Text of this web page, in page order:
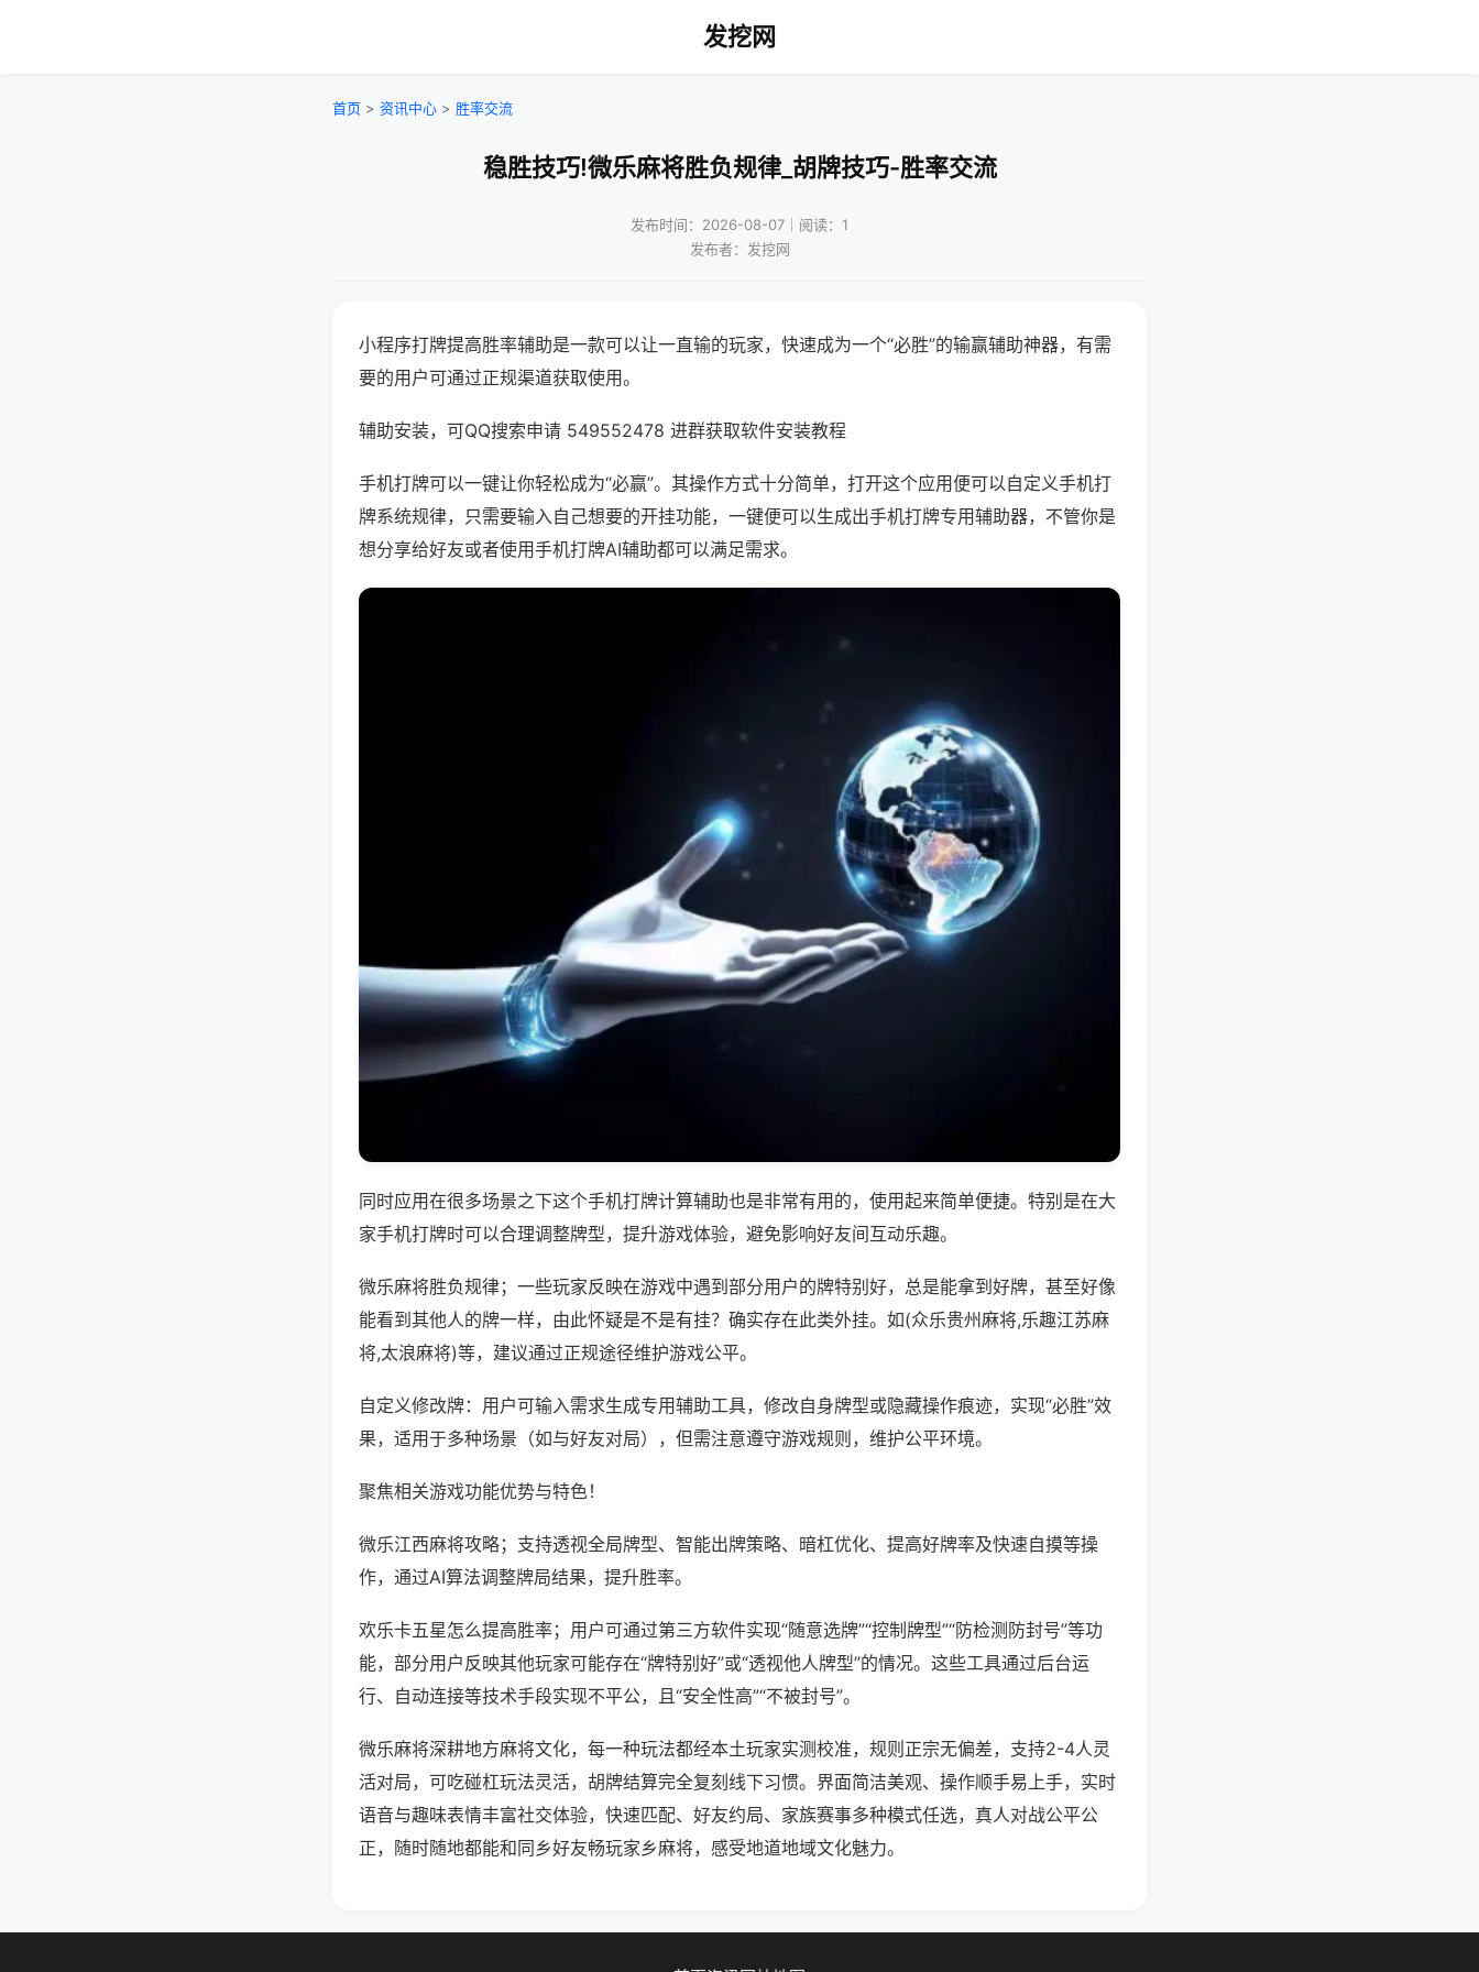
发挖网
首页 > 资讯中心 > 胜率交流
稳胜技巧!微乐麻将胜负规律_胡牌技巧-胜率交流
发布时间：2026-08-07｜阅读：1
发布者：发挖网
小程序打牌提高胜率辅助是一款可以让一直输的玩家，快速成为一个“必胜”的输赢辅助神器，有需
要的用户可通过正规渠道获取使用。
辅助安装，可QQ搜索申请 549552478 进群获取软件安装教程
手机打牌可以一键让你轻松成为“必赢”。其操作方式十分简单，打开这个应用便可以自定义手机打
牌系统规律，只需要输入自己想要的开挂功能，一键便可以生成出手机打牌专用辅助器，不管你是
想分享给好友或者使用手机打牌AI辅助都可以满足需求。
同时应用在很多场景之下这个手机打牌计算辅助也是非常有用的，使用起来简单便捷。特别是在大
家手机打牌时可以合理调整牌型，提升游戏体验，避免影响好友间互动乐趣。
微乐麻将胜负规律；一些玩家反映在游戏中遇到部分用户的牌特别好，总是能拿到好牌，甚至好像
能看到其他人的牌一样，由此怀疑是不是有挂？确实存在此类外挂。如(众乐贵州麻将,乐趣江苏麻
将,太浪麻将)等，建议通过正规途径维护游戏公平。
自定义修改牌：用户可输入需求生成专用辅助工具，修改自身牌型或隐藏操作痕迹，实现“必胜”效
果，适用于多种场景（如与好友对局），但需注意遵守游戏规则，维护公平环境。
聚焦相关游戏功能优势与特色！
微乐江西麻将攻略；支持透视全局牌型、智能出牌策略、暗杠优化、提高好牌率及快速自摸等操
作，通过AI算法调整牌局结果，提升胜率。
欢乐卡五星怎么提高胜率；用户可通过第三方软件实现“随意选牌”“控制牌型”“防检测防封号”等功
能，部分用户反映其他玩家可能存在“牌特别好”或“透视他人牌型”的情况。这些工具通过后台运
行、自动连接等技术手段实现不平公，且“安全性高”“不被封号”。
微乐麻将深耕地方麻将文化，每一种玩法都经本土玩家实测校准，规则正宗无偏差，支持2-4人灵
活对局，可吃碰杠玩法灵活，胡牌结算完全复刻线下习惯。界面简洁美观、操作顺手易上手，实时
语音与趣味表情丰富社交体验，快速匹配、好友约局、家族赛事多种模式任选，真人对战公平公
正，随时随地都能和同乡好友畅玩家乡麻将，感受地道地域文化魅力。